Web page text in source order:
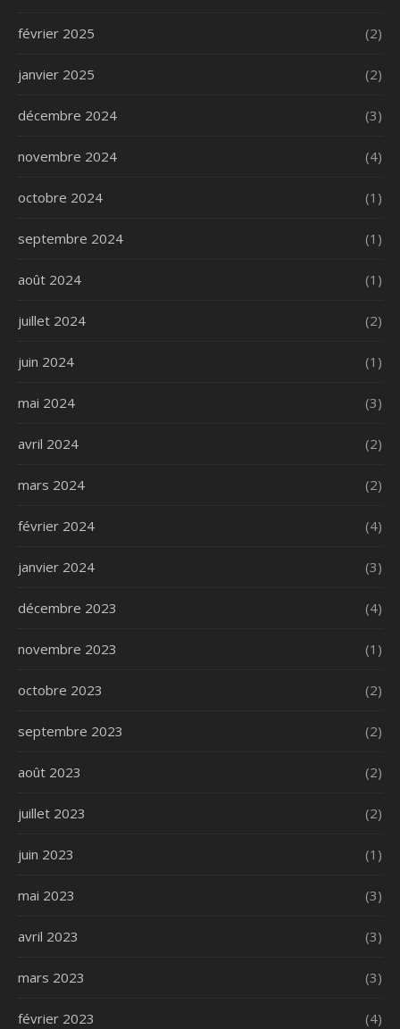
février 2025 (2)
janvier 2025 (2)
décembre 2024 (3)
novembre 2024 (4)
octobre 2024 (1)
septembre 2024 (1)
août 2024 (1)
juillet 2024 (2)
juin 2024 (1)
mai 2024 (3)
avril 2024 (2)
mars 2024 (2)
février 2024 (4)
janvier 2024 (3)
décembre 2023 (4)
novembre 2023 (1)
octobre 2023 (2)
septembre 2023 (2)
août 2023 (2)
juillet 2023 (2)
juin 2023 (1)
mai 2023 (3)
avril 2023 (3)
mars 2023 (3)
février 2023 (4)